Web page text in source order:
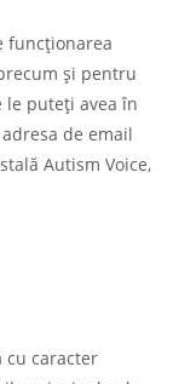
funcţionarea
şi pentru
le puteţi avea în
de email
Autism Voice,
cu caracter